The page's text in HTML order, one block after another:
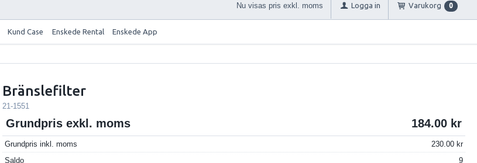
Nu visas pris exkl. moms Logga in Varukorg 0
Kund Case Enskede Rental Enskede App
Bränslefilter
21-1551
Grundpris exkl. moms 184.00
Grundpris inkl. moms
230.00
Saldo
9